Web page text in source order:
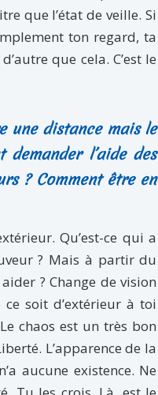
que l’état de veille. Si
ton regard, ta
que cela. C’est le
une distance mais le
l’aide des
? Comment être en
Qu’est-ce qui a
? Mais à partir du
? Change de vision
soit d’extérieur à toi
chaos est un très bon
L’apparence de la
aucune existence. Ne